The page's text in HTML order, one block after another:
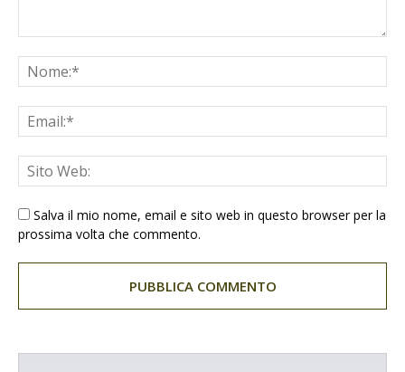
Salva il mio nome, email e sito web in questo browser per la
prossima volta che commento.